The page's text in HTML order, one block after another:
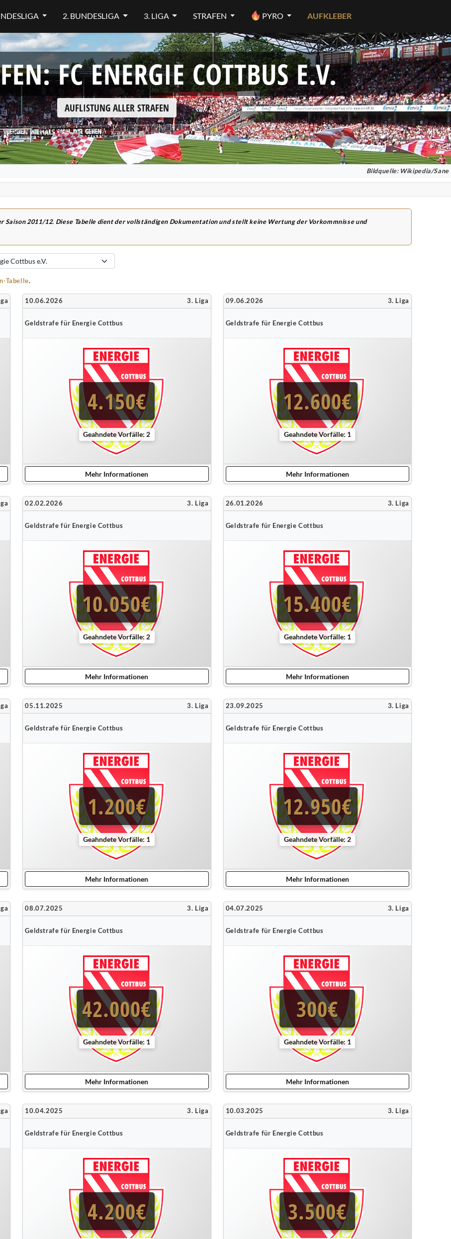
2. BUNDESLIGA 3. LIGA STRAFEN PYRO AUFKLEBER
FC ENERGIE COTTBUS E.V.
AUFLISTUNG ALLER STRAFEN
Bildquelle: Wikipedia/Sane
2011/12. Diese Tabelle dient der vollständigen Dokumentation und stellt keine Wertung der Vorkommnisse und
Tabelle.
10.06.2026 3. Liga
Geldstrafe für Energie Cottbus
4.150€
Geahndete Vorfälle: 2
Mehr Informationen
09.06.2026 3. Liga
Geldstrafe für Energie Cottbus
12.600€
Geahndete Vorfälle: 1
Mehr Informationen
02.02.2026 3. Liga
Geldstrafe für Energie Cottbus
10.050€
Geahndete Vorfälle: 2
Mehr Informationen
26.01.2026 3. Liga
Geldstrafe für Energie Cottbus
15.400€
Geahndete Vorfälle: 1
Mehr Informationen
05.11.2025 3. Liga
Geldstrafe für Energie Cottbus
1.200€
Geahndete Vorfälle: 1
Mehr Informationen
23.09.2025 3. Liga
Geldstrafe für Energie Cottbus
12.950€
Geahndete Vorfälle: 2
Mehr Informationen
08.07.2025 3. Liga
Geldstrafe für Energie Cottbus
42.000€
Geahndete Vorfälle: 1
Mehr Informationen
04.07.2025 3. Liga
Geldstrafe für Energie Cottbus
300€
Geahndete Vorfälle: 1
Mehr Informationen
10.04.2025 3. Liga
Geldstrafe für Energie Cottbus
4.200€
10.03.2025 3. Liga
Geldstrafe für Energie Cottbus
3.500€